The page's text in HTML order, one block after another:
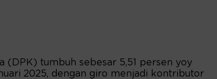
(DPK) tumbuh sebesar 5,51 persen yoy
2025, dengan giro menjadi kontributor